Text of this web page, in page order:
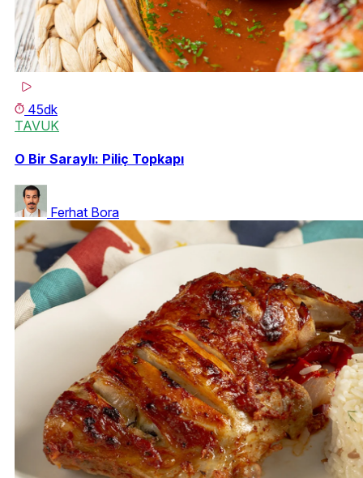
45dk
TAVUK
O Bir Saraylı: Piliç Topkapı
Ferhat Bora